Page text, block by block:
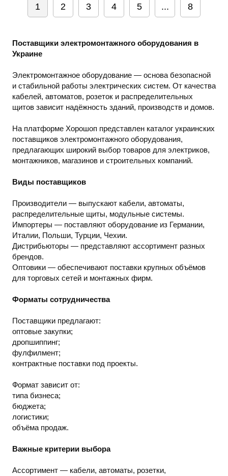
1 2 3 4 5 ... 8
Поставщики электромонтажного оборудования в
Украине
Электромонтажное оборудование — основа безопасной
и стабильной работы электрических систем. От качества
кабелей, автоматов, розеток и распределительных
щитов зависит надёжность зданий, производств и домов.
На платформе Хорошоп представлен каталог украинских
поставщиков электромонтажного оборудования,
предлагающих широкий выбор товаров для электриков,
монтажников, магазинов и строительных компаний.
Виды поставщиков
Производители — выпускают кабели, автоматы,
распределительные щиты, модульные системы.
Импортеры — поставляют оборудование из Германии,
Италии, Польши, Турции, Чехии.
Дистрибьюторы — представляют ассортимент разных
брендов.
Оптовики — обеспечивают поставки крупных объёмов
для торговых сетей и монтажных фирм.
Форматы сотрудничества
Поставщики предлагают:
оптовые закупки;
дропшиппинг;
фулфилмент;
контрактные поставки под проекты.
Формат зависит от:
типа бизнеса;
бюджета;
логистики;
объёма продаж.
Важные критерии выбора
Ассортимент — кабели, автоматы, розетки,